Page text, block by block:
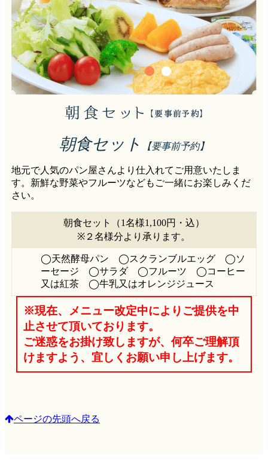
朝食セット 【要事前予約】
地元で人気のパン屋さんより仕入れてご用意いたしま
す。新鮮な野菜やフルーツなどもご一緒にお楽しみくだ
さい。
朝食セット（1名様1,100円・込）
※２名様分より承ります。
◯天然酵母パン ◯スクランブルエッグ ◯ソ
ーセージ ◯サラダ ◯フルーツ ◯コーヒー
又は紅茶 ◯牛乳又はオレンジジュース
※現在、メニュー改定中によりご提供を中
止させて頂いております。
ご迷惑をお掛け致しますが、何卒ご理解頂
けますよう、宜しくお願い申し上げます。
ページの先頭へ戻る